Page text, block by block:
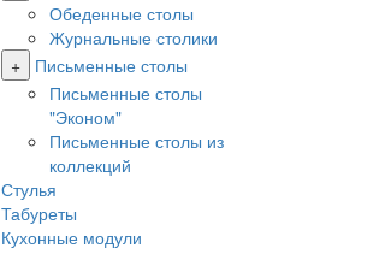
Обеденные столы
Журнальные столики
+
Письменные столы
Письменные столы
"Эконом"
Письменные столы из
коллекций
Стулья
Табуреты
Кухонные модули